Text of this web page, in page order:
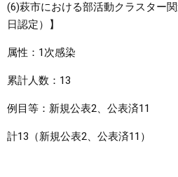
(6)萩市における部活動クラスター
日認定）】
属性：1次感染
累計人数：13
例目等：新規公表2、公表済11
計13（新規公表2、公表済11）